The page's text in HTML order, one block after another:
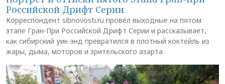
Российской Дрифт Серии
Корреспондент sibnovosti.ru провёл выходные на пятом
этапе Гран-При Российской Дрифт Серии и рассказывает,
как сибирский уик-энд превратился в плотный коктейль из
жары, дыма, моторов и зрительского азарта